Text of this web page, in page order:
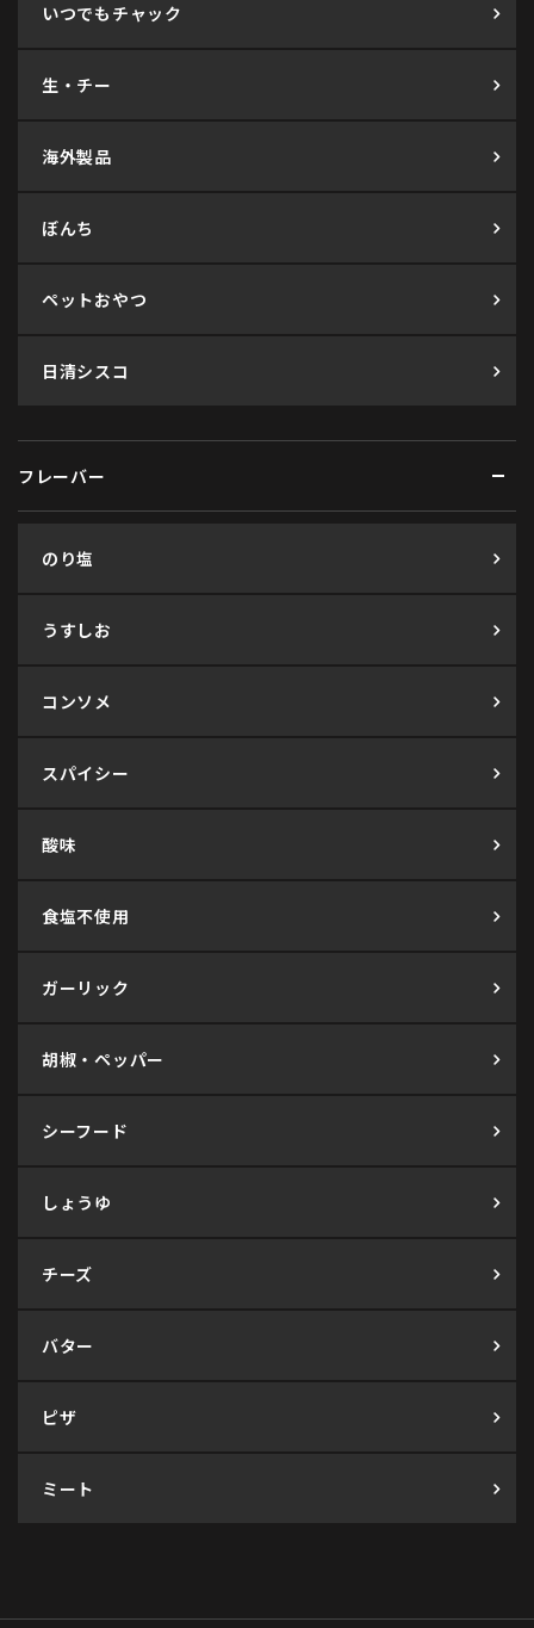
いつでもチャック
生・チー
海外製品
ぼんち
ペットおやつ
日清シスコ
フレーバー
のり塩
うすしお
コンソメ
スパイシー
酸味
食塩不使用
ガーリック
胡椒・ペッパー
シーフード
しょうゆ
チーズ
バター
ピザ
ミート